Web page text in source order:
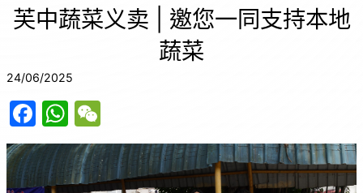
芙中蔬菜义卖 | 邀您一同支持本地
蔬菜
24/06/2025
F
a
c
W
h
at
e
C